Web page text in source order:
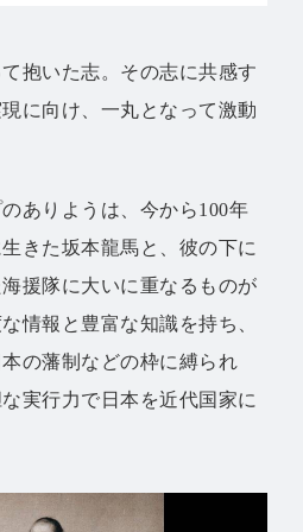
抱いた志。その志に共感す
に向け、一丸となって激動
ありようは、今から100年
きた坂本龍馬と、彼の下に
援隊に大いに重なるものが
情報と豊富な知識を持ち、
の藩制などの枠に縛られ
実行力で日本を近代国家に